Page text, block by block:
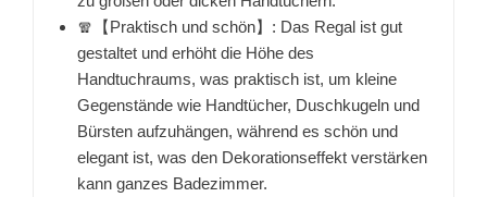
🧣【Praktisch und schön】: Das Regal ist gut
gestaltet und erhöht die Höhe des
Handtuchraums, was praktisch ist, um kleine
Gegenstände wie Handtücher, Duschkugeln und
Bürsten aufzuhängen, während es schön und
elegant ist, was den Dekorationseffekt verstärken
kann ganzes Badezimmer.